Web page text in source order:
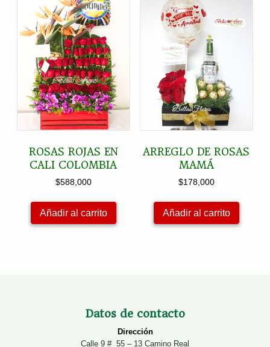
ROSAS ROJAS EN
CALI COLOMBIA
$588,000
Añadir al carrito
ARREGLO DE ROSAS
MAMÁ
$178,000
Añadir al carrito
Datos de contacto
Dirección
Calle 9 # 55 – 13 Camino Real